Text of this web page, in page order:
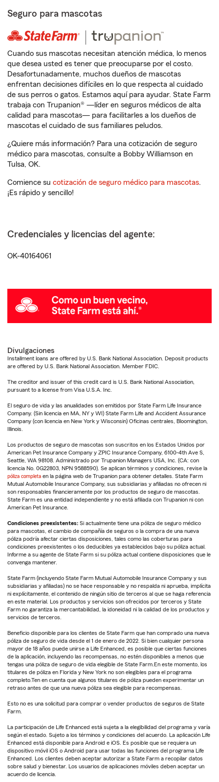
Seguro para mascotas
Cuando sus mascotas necesitan atención médica, lo menos
que desea usted es tener que preocuparse por el costo.
Desafortunadamente, muchos dueños de mascotas
enfrentan decisiones difíciles en lo que respecta al cuidado
de sus perros o gatos. Estamos aquí para ayudar. State Farm
trabaja con Trupanion® —líder en seguros médicos de alta
calidad para mascotas— para facilitarles a los dueños de
mascotas el cuidado de sus familiares peludos.
¿Quiere más información? Para una cotización de seguro
médico para mascotas, consulte a Bobby Williamson en
Tulsa, OK.
Comience su cotización de seguro médico para mascotas.
¡Es rápido y sencillo!
Credenciales y licencias del agente:
OK-40164061
Divulgaciones
Installment loans are offered by U.S. Bank National Association. Deposit products
are offered by U.S. Bank National Association. Member FDIC.
The creditor and issuer of this credit card is U.S. Bank National Association,
pursuant to a license from Visa U.S.A. Inc.
El seguro de vida y las anualidades son emitidos por State Farm Life Insurance
Company. (Sin licencia en MA, NY y WI) State Farm Life and Accident Assurance
Company (con licencia en New York y Wisconsin) Oficinas centrales, Bloomington,
Illinois.
Los productos de seguro de mascotas son suscritos en los Estados Unidos por
American Pet Insurance Company y ZPIC Insurance Company, 6100-4th Ave S,
Seattle, WA 98108. Administrado por Trupanion Managers USA, Inc. (CA: con
licencia No. 0G22803, NPN 9588590). Se aplican términos y condiciones, revise la
póliza completa en la página web de Trupanion para obtener detalles. State Farm
Mutual Automobile Insurance Company, sus subsidiarias y afiliadas no ofrecen ni
son responsables financieramente por los productos de seguro de mascotas.
State Farm es una entidad independiente y no está afiliada con Trupanion ni con
American Pet Insurance.
Condiciones preexistentes: Si actualmente tiene una póliza de seguro médico
para mascotas, el cambio de compañía de seguros o la compra de una nueva
póliza podría afectar ciertas disposiciones, tales como las coberturas para
condiciones preexistentes o los deducibles ya establecidos bajo su póliza actual.
Informe a su agente de State Farm si su póliza actual contiene disposiciones que le
convenga mantener.
State Farm (incluyendo State Farm Mutual Automobile Insurance Company y sus
subsidiarias y afiliadas) no se hace responsable y no respalda ni aprueba, implícita
ni explícitamente, el contenido de ningún sitio de terceros al que se haga referencia
en este material. Los productos y servicios son ofrecidos por terceros y State
Farm no garantiza la mercantabilidad, la idoneidad ni la calidad de los productos y
servicios de terceros.
Beneficio disponible para los clientes de State Farm que han comprado una nueva
póliza de seguro de vida desde el 1 de enero de 2022. Si bien cualquier persona
mayor de 18 años puede unirse a Life Enhanced, es posible que ciertas funciones
de la aplicación, incluyendo las recompensas, no estén disponibles a menos que
tengas una póliza de seguro de vida elegible de State Farm.En este momento, los
titulares de póliza en Florida y New York no son elegibles para el programa
completo.Ten en cuenta que algunos titulares de póliza pueden experimentar un
retraso antes de que una nueva póliza sea elegible para recompensas.
Esto no es una solicitud para comprar o vender productos de seguros de State
Farm.
La participación de Life Enhanced está sujeta a la elegibilidad del programa y varía
según el estado. Sujeto a los términos y condiciones del acuerdo. La aplicación Life
Enhanced está disponible para Android e iOS. Es posible que se requiera un
dispositivo móvil iOS o Android para usar todas las funciones del programa Life
Enhanced. Los clientes deben aceptar autorizar a State Farm a recopilar datos
sobre salud y bienestar. Los usuarios de aplicaciones móviles deben aceptar un
acuerdo de licencia.